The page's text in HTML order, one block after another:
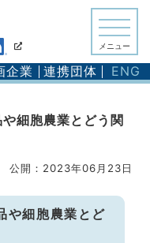
メニュー
企業 連携団体 ENG
細胞農業とどう関
公開：2023年06月23日
や細胞農業とど